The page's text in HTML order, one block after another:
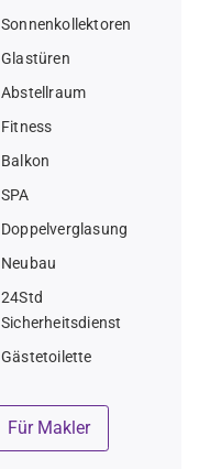
Sonnenkollektoren
Glastüren
Abstellraum
Fitness
Balkon
SPA
Doppelverglasung
Neubau
24Std
Sicherheitsdienst
Gästetoilette
Für Makler